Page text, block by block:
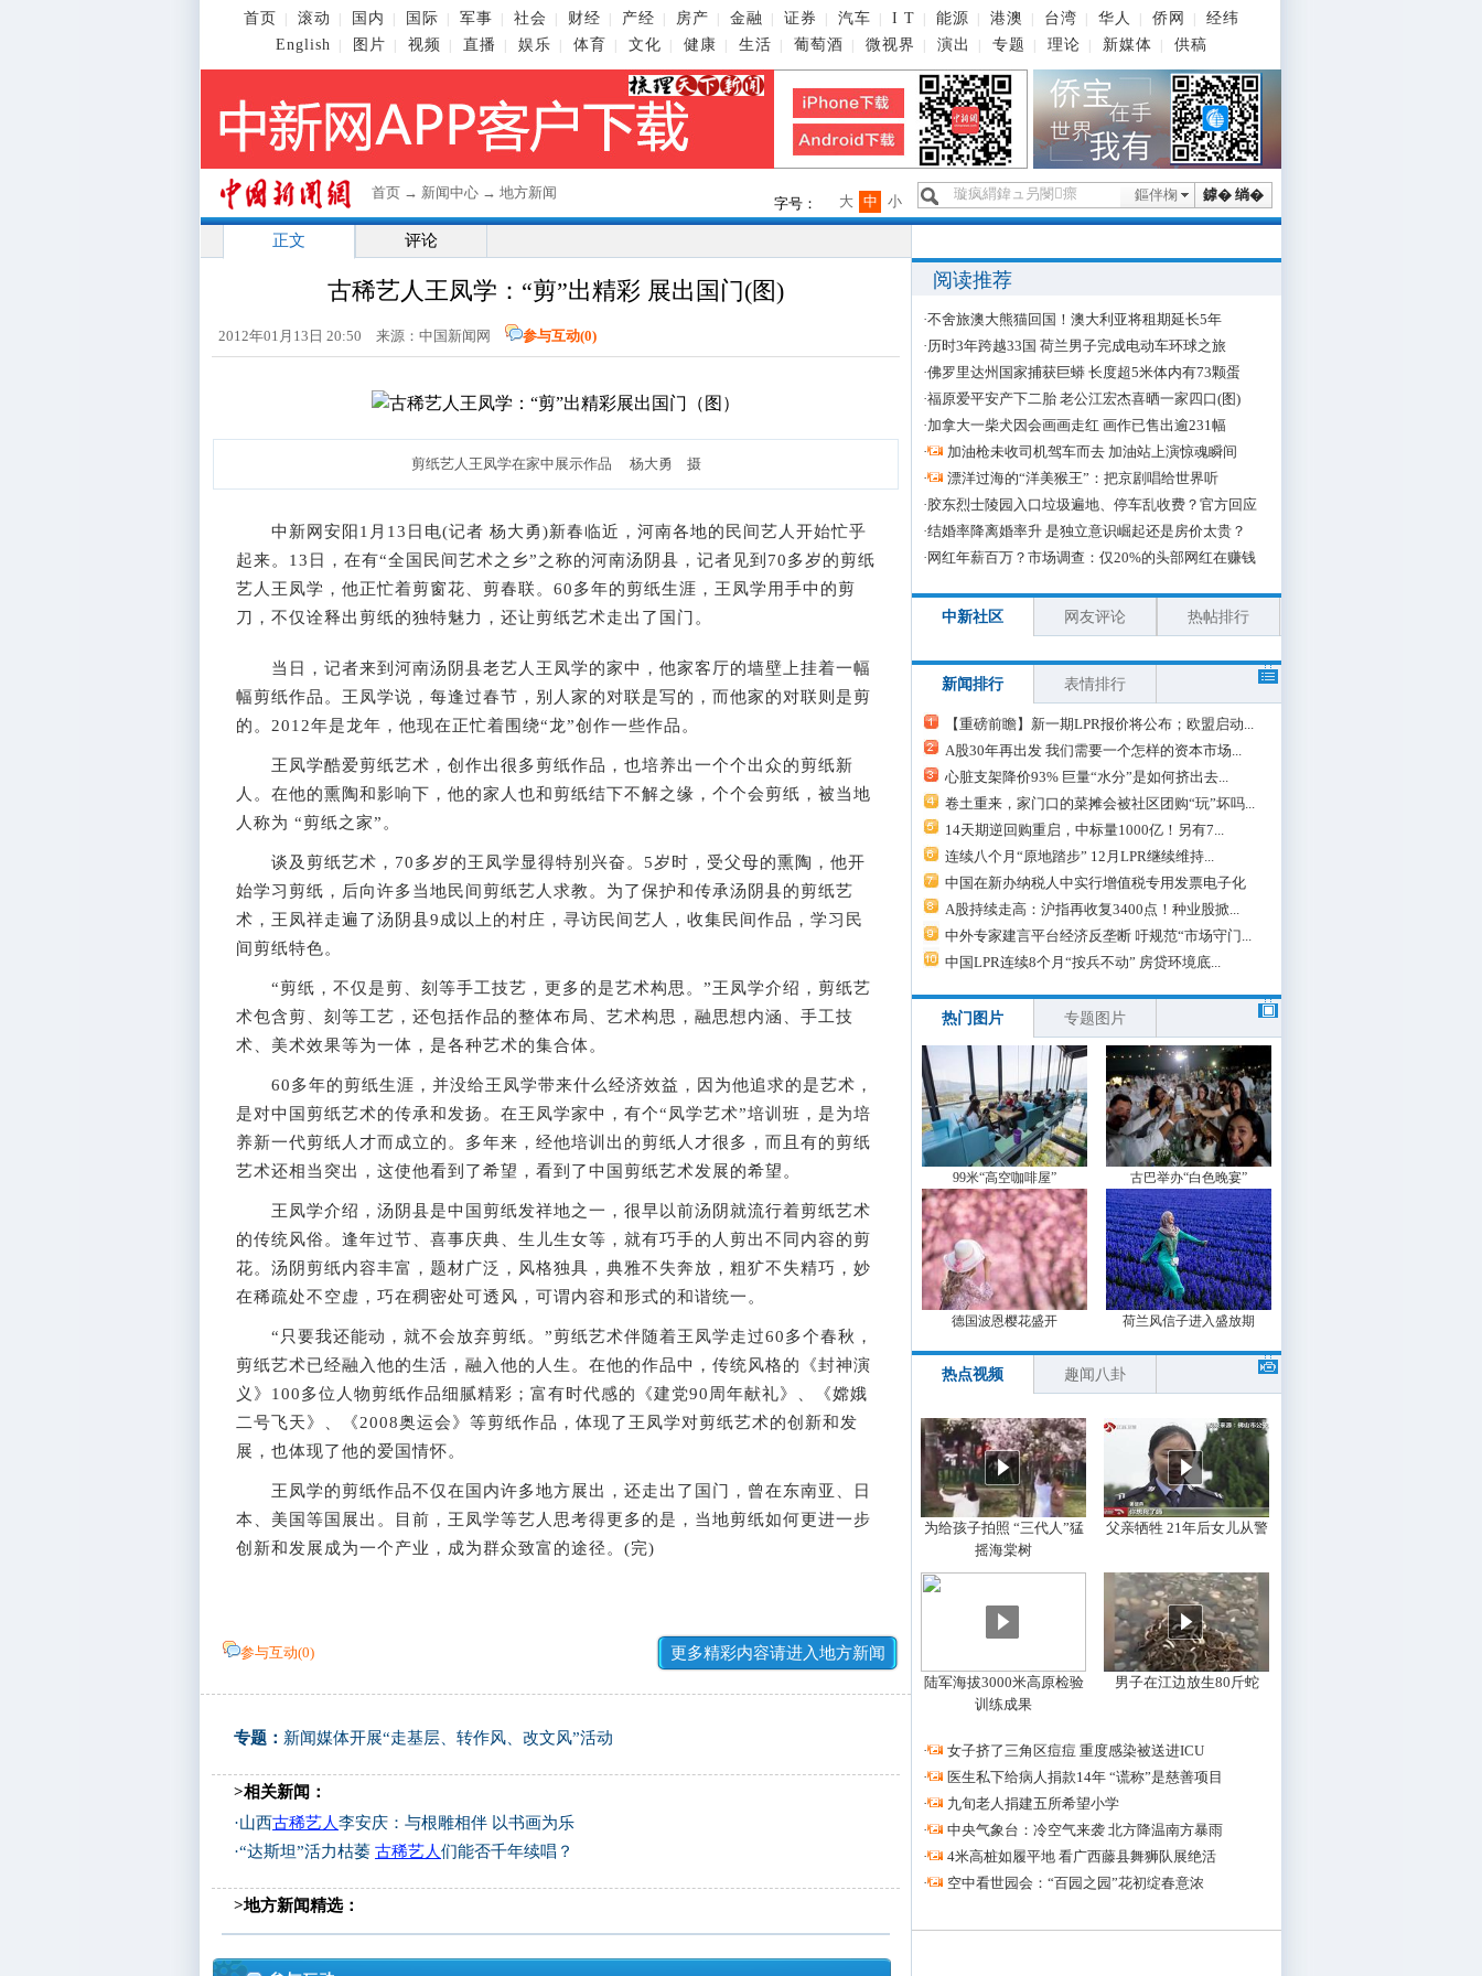
首页 滚动 国内 国际 军事 社会 财经 产经 房产 金融 证券 汽车 I T 能源 港澳 台湾 华人 侨网
经纬
English
图片 视频 直播 娱乐 体育 文化 健康 生活 葡萄酒 微视界 演出 专题 理论 新媒体 供稿
首页 → 新闻中心 → 地方新闻 鎼� 绱�
鏂伴椈
字号： 小
中
大
正文 评论
古稀艺人王凤学：“剪”出精彩 展出国门(图)
2012年01月13日 20:50 来源：中国新闻网 参与互动(0)
剪纸艺人王凤学在家中展示作品 杨大勇 摄
中新网安阳1月13日电(记者 杨大勇)新春临近，河南各地的民间艺人开始忙乎
起来。13日，在有“全国民间艺术之乡”之称的河南汤阴县，记者见到70多岁的剪纸
艺人王凤学，他正忙着剪窗花、剪春联。60多年的剪纸生涯，王凤学用手中的剪
刀，不仅诠释出剪纸的独特魅力，还让剪纸艺术走出了国门。
当日，记者来到河南汤阴县老艺人王凤学的家中，他家客厅的墙壁上挂着一幅
幅剪纸作品。王凤学说，每逢过春节，别人家的对联是写的，而他家的对联则是剪
的。2012年是龙年，他现在正忙着围绕“龙”创作一些作品。
王凤学酷爱剪纸艺术，创作出很多剪纸作品，也培养出一个个出众的剪纸新
人。在他的熏陶和影响下，他的家人也和剪纸结下不解之缘，个个会剪纸，被当地
人称为 “剪纸之家”。
谈及剪纸艺术，70多岁的王凤学显得特别兴奋。5岁时，受父母的熏陶，他开
始学习剪纸，后向许多当地民间剪纸艺人求教。为了保护和传承汤阴县的剪纸艺
术，王凤祥走遍了汤阴县9成以上的村庄，寻访民间艺人，收集民间作品，学习民
间剪纸特色。
“剪纸，不仅是剪、刻等手工技艺，更多的是艺术构思。”王凤学介绍，剪纸艺
术包含剪、刻等工艺，还包括作品的整体布局、艺术构思，融思想内涵、手工技
术、美术效果等为一体，是各种艺术的集合体。
60多年的剪纸生涯，并没给王凤学带来什么经济效益，因为他追求的是艺术，
是对中国剪纸艺术的传承和发扬。在王凤学家中，有个“凤学艺术”培训班，是为培
养新一代剪纸人才而成立的。多年来，经他培训出的剪纸人才很多，而且有的剪纸
艺术还相当突出，这使他看到了希望，看到了中国剪纸艺术发展的希望。
王凤学介绍，汤阴县是中国剪纸发祥地之一，很早以前汤阴就流行着剪纸艺术
的传统风俗。逢年过节、喜事庆典、生儿生女等，就有巧手的人剪出不同内容的剪
花。汤阴剪纸内容丰富，题材广泛，风格独具，典雅不失奔放，粗犷不失精巧，妙
在稀疏处不空虚，巧在稠密处可透风，可谓内容和形式的和谐统一。
“只要我还能动，就不会放弃剪纸。”剪纸艺术伴随着王凤学走过60多个春秋，
剪纸艺术已经融入他的生活，融入他的人生。在他的作品中，传统风格的《封神演
义》100多位人物剪纸作品细腻精彩；富有时代感的《建党90周年献礼》、《嫦娥
二号飞天》、《2008奥运会》等剪纸作品，体现了王凤学对剪纸艺术的创新和发
展，也体现了他的爱国情怀。
王凤学的剪纸作品不仅在国内许多地方展出，还走出了国门，曾在东南亚、日
本、美国等国展出。目前，王凤学等艺人思考得更多的是，当地剪纸如何更进一步
创新和发展成为一个产业，成为群众致富的途径。(完)
参与互动(0) 更多精彩内容请进入地方新闻
专题： 新闻媒体开展“走基层、转作风、改文风”活动
>相关新闻：
·山西古稀艺人李安庆：与根雕相伴 以书画为乐
·“达斯坦”活力枯萎 古稀艺人们能否千年续唱？
>地方新闻精选：
阅读推荐
·不舍旅澳大熊猫回国！澳大利亚将租期延长5年
·历时3年跨越33国 荷兰男子完成电动车环球之旅
·佛罗里达州国家捕获巨蟒 长度超5米体内有73颗蛋
·福原爱平安产下二胎 老公江宏杰喜晒一家四口(图)
·加拿大一柴犬因会画画走红 画作已售出逾231幅
·
加油枪未收司机驾车而去 加油站上演惊魂瞬间
·
漂洋过海的“洋美猴王”：把京剧唱给世界听
·胶东烈士陵园入口垃圾遍地、停车乱收费？官方回应
·结婚率降离婚率升 是独立意识崛起还是房价太贵？
· 网红年薪百万？市场调查：仅20%的头部网红在赚钱
中新社区 网友评论 热帖排行
新闻排行 表情排行
【重磅前瞻】新一期LPR报价将公布；欧盟启动...
A股30年再出发 我们需要一个怎样的资本市场...
心脏支架降价93% 巨量“水分”是如何挤出去...
卷土重来，家门口的菜摊会被社区团购“玩”坏吗...
14天期逆回购重启，中标量1000亿！另有7...
连续八个月“原地踏步” 12月LPR继续维持...
中国在新办纳税人中实行增值税专用发票电子化
A股持续走高：沪指再收复3400点！种业股掀...
中外专家建言平台经济反垄断 吁规范“市场守门...
中国LPR连续8个月“按兵不动” 房贷环境底...
热门图片 专题图片
99米“高空咖啡屋” 古巴举办“白色晚宴”
德国波恩樱花盛开 荷兰风信子进入盛放期
热点视频 趣闻八卦
为给孩子拍照 “三代人”猛
摇海棠树
父亲牺牲 21年后女儿从警
陆军海拔3000米高原检验
训练成果
男子在江边放生80斤蛇
·
女子挤了三角区痘痘 重度感染被送进ICU
·
医生私下给病人捐款14年 “谎称”是慈善项目
·
九旬老人捐建五所希望小学
·
中央气象台：冷空气来袭 北方降温南方暴雨
·
4米高桩如履平地 看广西藤县舞狮队展绝活
·
空中看世园会：“百园之园”花初绽春意浓